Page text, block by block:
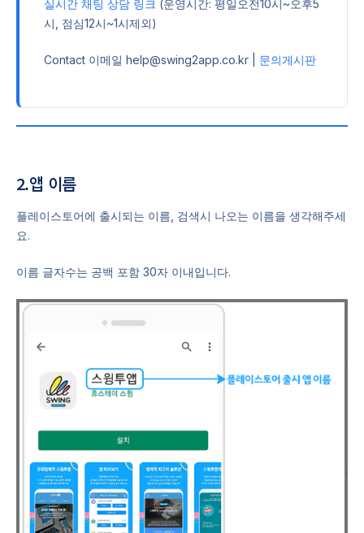
실시간 채팅 상담 링크 (운영시간: 평일오전10시~오후5
시, 점심12시~1시제외)
Contact 이메일 help@swing2app.co.kr | 문의게시판
2.앱 이름
플레이스토어에 출시되는 이름, 검색시 나오는 이름을 생각해주세
요.
이름 글자수는 공백 포함 30자 이내입니다.